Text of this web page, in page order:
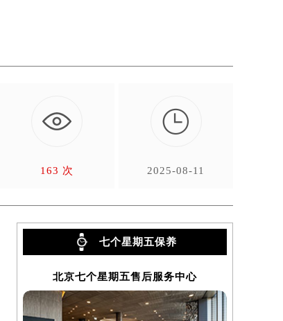
163 次

2025-08-11
七个星期五保养
北京七个星期五售后服务中心